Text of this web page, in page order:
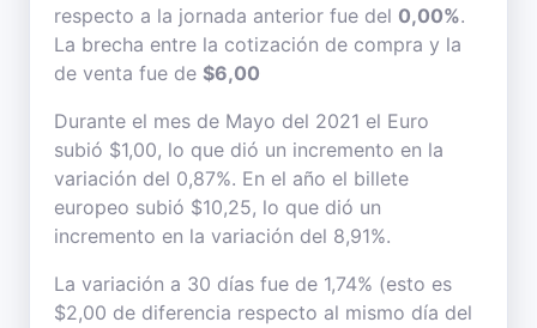
respecto a la jornada anterior fue del 0,00%.
La brecha entre la cotización de compra y la
de venta fue de $6,00
Durante el mes de Mayo del 2021 el Euro
subió $1,00, lo que dió un incremento en la
variación del 0,87%. En el año el billete
europeo subió $10,25, lo que dió un
incremento en la variación del 8,91%.
La variación a 30 días fue de 1,74% (esto es
$2,00 de diferencia respecto al mismo día del